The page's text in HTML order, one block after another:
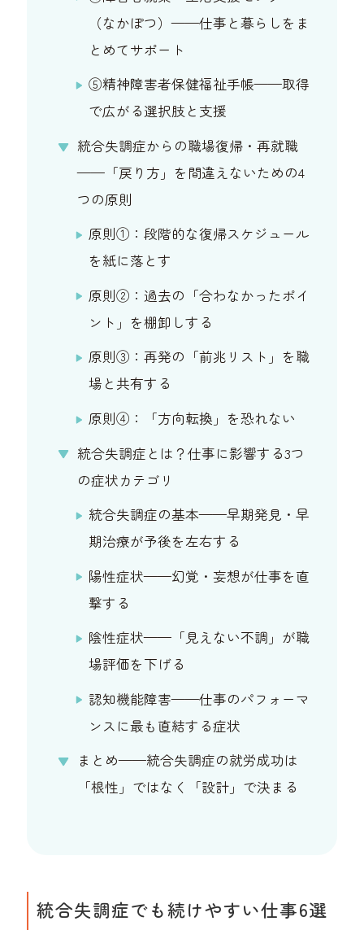
（なかぽつ）——仕事と暮らしをま
とめてサポート
⑤精神障害者保健福祉手帳——取得
で広がる選択肢と支援
統合失調症からの職場復帰・再就職
——「戻り方」を間違えないための4
つの原則
原則①：段階的な復帰スケジュール
を紙に落とす
原則②：過去の「合わなかったポイ
ント」を棚卸しする
原則③：再発の「前兆リスト」を職
場と共有する
原則④：「方向転換」を恐れない
統合失調症とは？仕事に影響する3つ
の症状カテゴリ
統合失調症の基本——早期発見・早
期治療が予後を左右する
陽性症状——幻覚・妄想が仕事を直
撃する
陰性症状——「見えない不調」が職
場評価を下げる
認知機能障害——仕事のパフォーマ
ンスに最も直結する症状
まとめ——統合失調症の就労成功は
「根性」ではなく「設計」で決まる
統合失調症でも続けやすい仕事6選